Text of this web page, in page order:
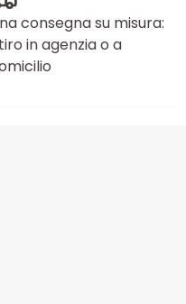
consegna su misura:
in agenzia o a